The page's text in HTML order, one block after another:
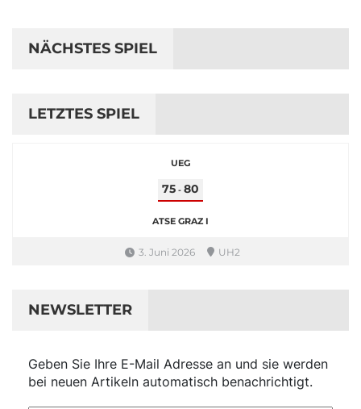
NÄCHSTES SPIEL
LETZTES SPIEL
UEG
75 - 80
ATSE GRAZ I
3. Juni 2026 UH2
NEWSLETTER
Geben Sie Ihre E-Mail Adresse an und sie werden
bei neuen Artikeln automatisch benachrichtigt.